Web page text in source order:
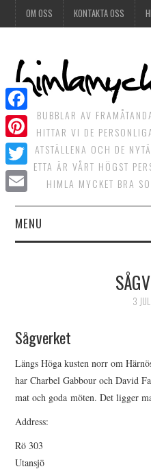
OM OSS KONTAKTA OSS
DET BUBBLAR AV
HITTAR VI DE
MATSTÄLLENA OCH DE
DETTA ÄR VÅRT HÖGST
HIMLA MYCKET BRA
MENU
HIMLAMYSIGT
HIMLASNYGGT
VI MÖTER
3
Sågverket
Längs Höga kusten norr om
har Charbel Gabbour och David
mat och goda möten. Det ligger
Address:
Rö 303
Utansjö
Facebook
Pinterest
Twitter
Email